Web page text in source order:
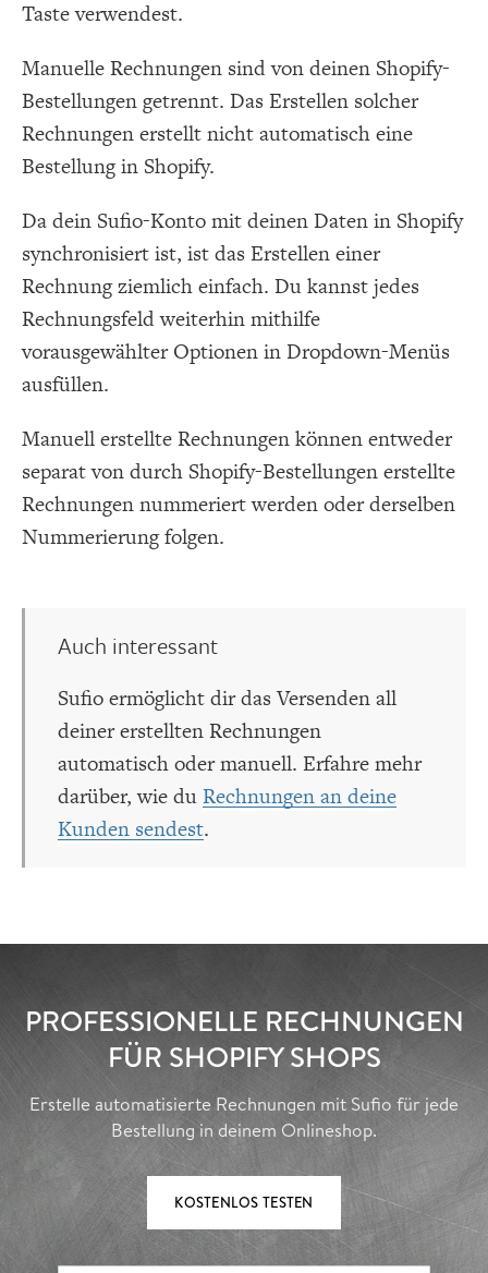
Taste verwendest.
Manuelle Rechnungen sind von deinen Shopify-
Bestellungen getrennt. Das Erstellen solcher
Rechnungen erstellt nicht automatisch eine
Bestellung in Shopify.
Da dein Sufio-Konto mit deinen Daten in Shopify
synchronisiert ist, ist das Erstellen einer
Rechnung ziemlich einfach. Du kannst jedes
Rechnungsfeld weiterhin mithilfe
vorausgewählter Optionen in Dropdown-Menüs
ausfüllen.
Manuell erstellte Rechnungen können entweder
separat von durch Shopify-Bestellungen erstellte
Rechnungen nummeriert werden oder derselben
Nummerierung folgen.
Auch interessant
Sufio ermöglicht dir das Versenden all
deiner erstellten Rechnungen
automatisch oder manuell. Erfahre mehr
darüber, wie duRechnungen an deine
Kunden sendest.
PROFESSIONELLE RECHNUNGEN
FÜR SHOPIFY SHOPS
Erstelle automatisierte Rechnungen mit Sufio für jede
Bestellung in deinem Onlineshop.
KOSTENLOS TESTEN